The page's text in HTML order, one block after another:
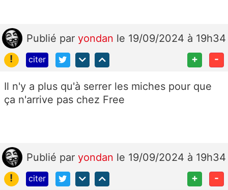
Publié par yondan le 19/09/2024 à 19h34
!
citer + -
Il n'y a plus qu'à serrer les miches pour que
ça n'arrive pas chez Free
Publié par yondan le 19/09/2024 à 19h34
!
citer + -